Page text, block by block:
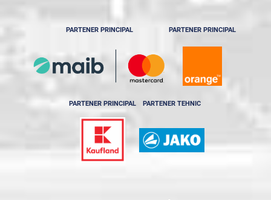
PARTENER PRINCIPAL PARTENER PRINCIPAL
PARTENER PRINCIPAL PARTENER TEHNIC